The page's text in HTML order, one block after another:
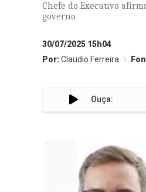
Chefe do Executivo
governo
30/07/2025 15h04
Por:Claudio Ferreira
Ouça: